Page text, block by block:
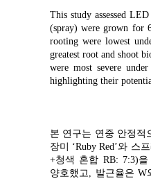
This study assessed
(spray) were grown for
rooting were lowest
greatest root and shoot
were most severe
highlighting their
본 연구는 연중 안정적
장미 ‘Ruby Red’와 스
+청색 혼합 RB: 7:3)
양호했고, 발근율은